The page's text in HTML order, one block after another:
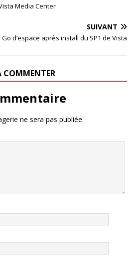
Media Center
SUIVANT
d’espace après install du SP1 de Vista
COMMENTER
ne sera pas publiée.